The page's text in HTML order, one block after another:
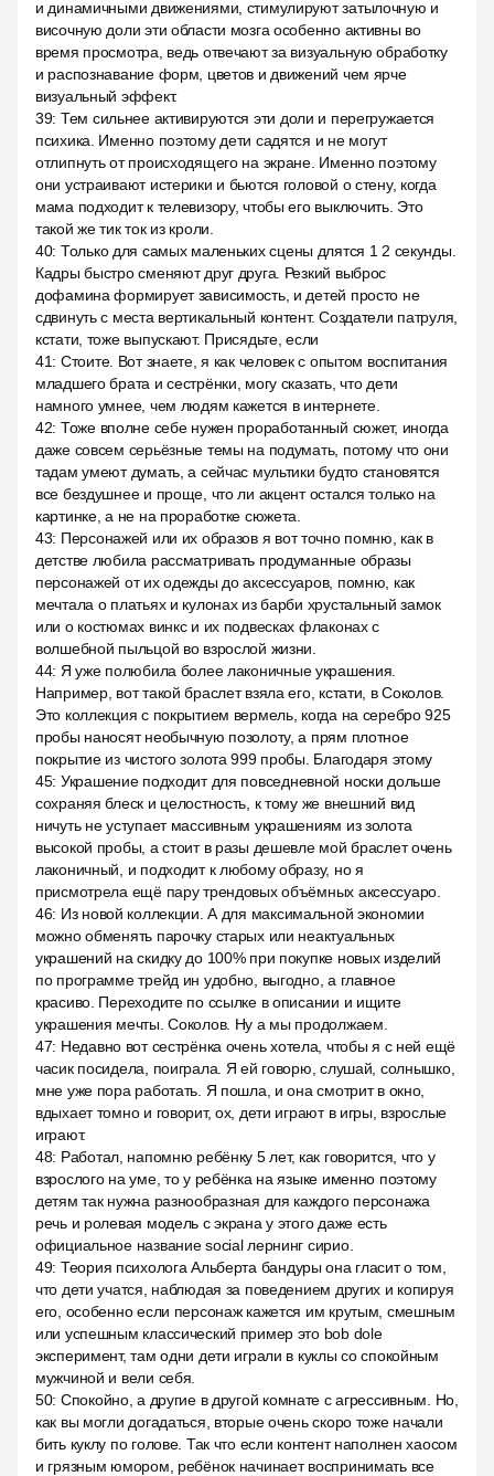
и динамичными движениями, стимулируют затылочную и
височную доли эти области мозга особенно активны во
время просмотра, ведь отвечают за визуальную обработку
и распознавание форм, цветов и движений чем ярче
визуальный эффект.
39: Тем сильнее активируются эти доли и перегружается
психика. Именно поэтому дети садятся и не могут
отлипнуть от происходящего на экране. Именно поэтому
они устраивают истерики и бьются головой о стену, когда
мама подходит к телевизору, чтобы его выключить. Это
такой же тик ток из кроли.
40: Только для самых маленьких сцены длятся 1 2 секунды.
Кадры быстро сменяют друг друга. Резкий выброс
дофамина формирует зависимость, и детей просто не
сдвинуть с места вертикальный контент. Создатели патруля,
кстати, тоже выпускают. Присядьте, если
41: Стоите. Вот знаете, я как человек с опытом воспитания
младшего брата и сестрёнки, могу сказать, что дети
намного умнее, чем людям кажется в интернете.
42: Тоже вполне себе нужен проработанный сюжет, иногда
даже совсем серьёзные темы на подумать, потому что они
тадам умеют думать, а сейчас мультики будто становятся
все бездушнее и проще, что ли акцент остался только на
картинке, а не на проработке сюжета.
43: Персонажей или их образов я вот точно помню, как в
детстве любила рассматривать продуманные образы
персонажей от их одежды до аксессуаров, помню, как
мечтала о платьях и кулонах из барби хрустальный замок
или о костюмах винкс и их подвесках флаконах с
волшебной пыльцой во взрослой жизни.
44: Я уже полюбила более лаконичные украшения.
Например, вот такой браслет взяла его, кстати, в Соколов.
Это коллекция с покрытием вермель, когда на серебро 925
пробы наносят необычную позолоту, а прям плотное
покрытие из чистого золота 999 пробы. Благодаря этому
45: Украшение подходит для повседневной носки дольше
сохраняя блеск и целостность, к тому же внешний вид
ничуть не уступает массивным украшениям из золота
высокой пробы, а стоит в разы дешевле мой браслет очень
лаконичный, и подходит к любому образу, но я
присмотрела ещё пару трендовых объёмных аксессуаро.
46: Из новой коллекции. А для максимальной экономии
можно обменять парочку старых или неактуальных
украшений на скидку до 100% при покупке новых изделий
по программе трейд ин удобно, выгодно, а главное
красиво. Переходите по ссылке в описании и ищите
украшения мечты. Соколов. Ну а мы продолжаем.
47: Недавно вот сестрёнка очень хотела, чтобы я с ней ещё
часик посидела, поиграла. Я ей говорю, слушай, солнышко,
мне уже пора работать. Я пошла, и она смотрит в окно,
вдыхает томно и говорит, ох, дети играют в игры, взрослые
играют.
48: Работал, напомню ребёнку 5 лет, как говорится, что у
взрослого на уме, то у ребёнка на языке именно поэтому
детям так нужна разнообразная для каждого персонажа
речь и ролевая модель с экрана у этого даже есть
официальное название social лернинг сирио.
49: Теория психолога Альберта бандуры она гласит о том,
что дети учатся, наблюдая за поведением других и копируя
его, особенно если персонаж кажется им крутым, смешным
или успешным классический пример это bob dole
эксперимент, там одни дети играли в куклы со спокойным
мужчиной и вели себя.
50: Спокойно, а другие в другой комнате с агрессивным. Но,
как вы могли догадаться, вторые очень скоро тоже начали
бить куклу по голове. Так что если контент наполнен хаосом
и грязным юмором, ребёнок начинает воспринимать все